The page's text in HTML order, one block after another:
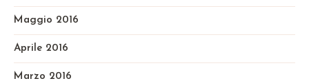
Maggio 2016
Aprile 2016
Marzo 2016